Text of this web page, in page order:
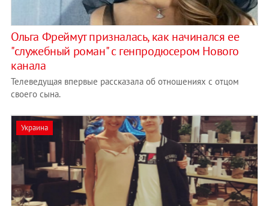
Ольга Фреймут призналась, как начинался ее
"служебный роман" с генпродюсером Нового
канала
Телеведущая впервые рассказала об отношениях с отцом
своего сына.
Украина